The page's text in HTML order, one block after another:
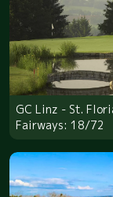
GC Linz - St.
Fairways: 18/72